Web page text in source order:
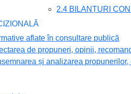
2.4 BILANȚURI
aflate în consultare publică
de propuneri, opinii,
și analizarea